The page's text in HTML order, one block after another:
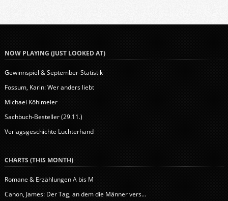
NOW PLAYING (JUST LOOKED AT)
Gewinnspiel & September-Statistik
Fossum, Karin: Wer anders liebt
Michael Köhlmeier
Sachbuch-Besteller (29.11.)
Verlagsgeschichte Luchterhand
CHARTS (THIS MONTH)
Romane & Erzählungen A bis M
Canon, James: Der Tag, an dem die Männer vers...